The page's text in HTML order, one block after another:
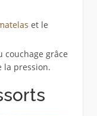
et le
couchage grâce
la pression.